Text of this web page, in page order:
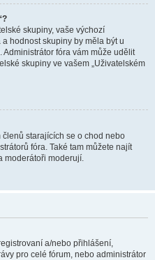
skupiny, vaše výchozí
hodnost skupiny by měla být u
fóra vám může udělit
skupiny ve vašem „Uživatelském
členů starajících se o chod nebo
fóra. Také tam můžete najít
moderátoři moderují.
a/nebo přihlášení,
pro celé fórum, nebo administrátor